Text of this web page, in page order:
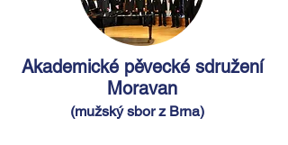
Akademické pěvecké sdružení
Moravan
(mužský sbor z Brna)